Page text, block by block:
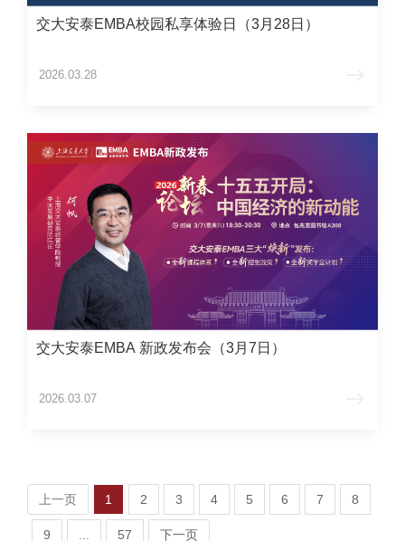
交大安泰EMBA校园私享体验日（3月28日）
2026.03.28
交大安泰EMBA 新政发布会（3月7日）
2026.03.07
上一页 1 2 3 4 5 6 7 8
9 ... 57 下一页